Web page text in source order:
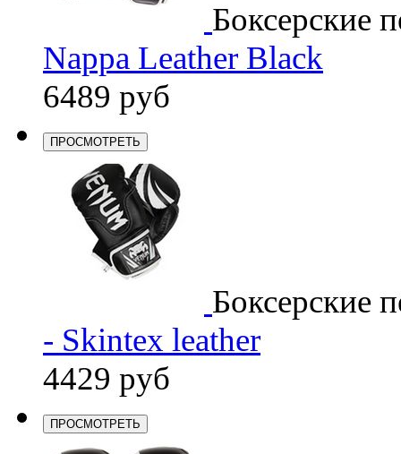
Боксерские
Nappa Leather Black
6489 руб
ПРОСМОТРЕТЬ
Боксерские
- Skintex leather
4429 руб
ПРОСМОТРЕТЬ